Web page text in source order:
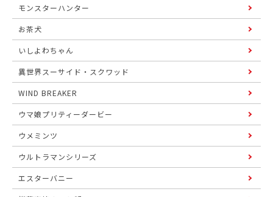
モンスターハンター
お茶犬
いしよわちゃん
異世界スーサイド・スクワッド
WIND BREAKER
ウマ娘プリティーダービー
ウメミンツ
ウルトラマンシリーズ
エスターバニー